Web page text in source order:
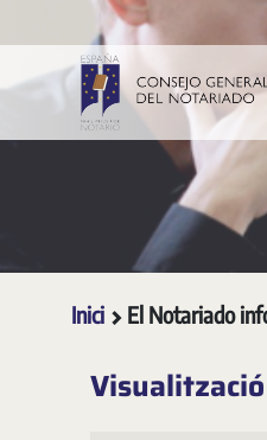
Salta al contingut principal
Inici El Notariado